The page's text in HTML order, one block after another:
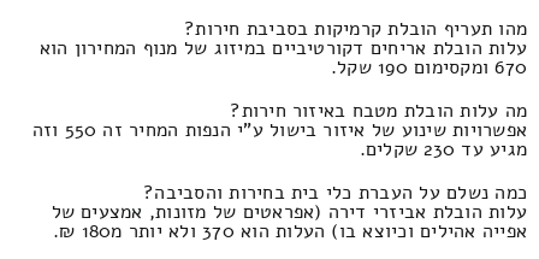
מהו תעריף הובלת קרמיקות בסביבת חירות?
עלות הובלת אריחים דקורטיביים במיזוג של מנוף המחירון הוא
670 ומקסימום 190 שקל.
מה עלות הובלת מטבח באיזור חירות?
אפשרויות שינוע של איזור בישול ע"י הנפות המחיר זה 550 וזה
מגיע עד 230 שקלים.
כמה נשלם על העברת כלי בית בחירות והסביבה?
עלות הובלת אביזרי דירה (אפראטים של מזונות, אמצעים של
אפייה אהילים וכיוצא בו) העלות הוא 370 ולא יותר מ180 ₪.